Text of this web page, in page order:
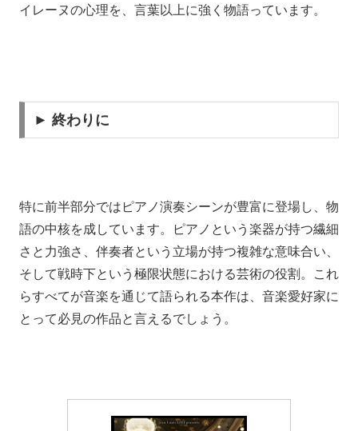
イレーヌの心理を、言葉以上に強く物語っています。
► 終わりに
特に前半部分ではピアノ演奏シーンが豊富に登場し、物
語の中核を成しています。ピアノという楽器が持つ繊細
さと力強さ、伴奏者という立場が持つ複雑な意味合い、
そして戦時下という極限状態における芸術の役割。これ
らすべてが音楽を通じて語られる本作は、音楽愛好家に
とって必見の作品と言えるでしょう。